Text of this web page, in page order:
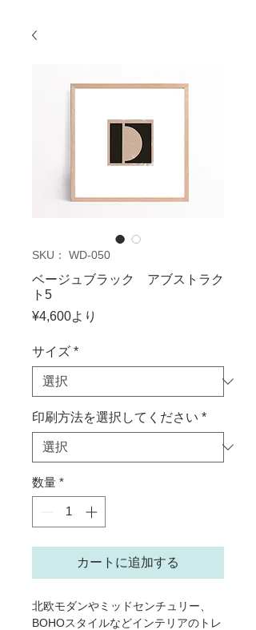
SKU： WD-050
ベージュブラック アブストラク
ト5
¥4,600より
価
サイズ *
印刷方法を選択してください *
数量 *
カートに追加する
北欧モダンやミッドセンチュリー、
BOHOスタイルなどインテリアのトレ